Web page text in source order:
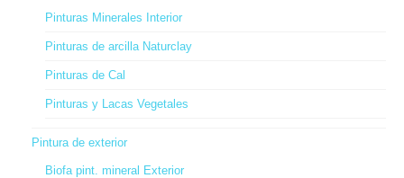
Pinturas Minerales Interior
Pinturas de arcilla Naturclay
Pinturas de Cal
Pinturas y Lacas Vegetales
Pintura de exterior
Biofa pint. mineral Exterior